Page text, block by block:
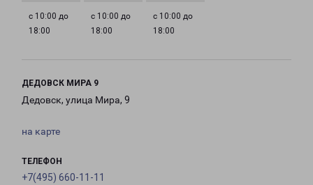
с 10:00 до
18:00
с 10:00 до
18:00
с 10:00 до
18:00
ДЕДОВСК МИРА 9
Дедовск, улица Мира, 9
на карте
ТЕЛЕФОН
+7(495) 660-11-11